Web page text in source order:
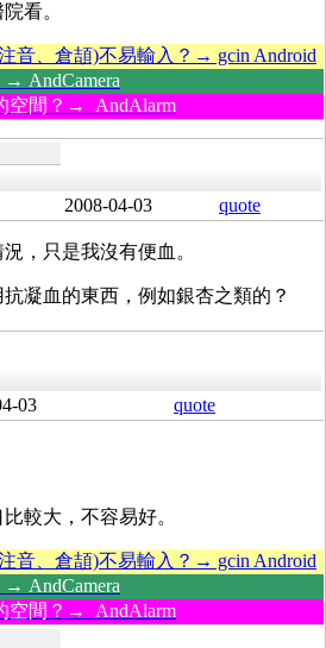
看。
音、倉頡)不易輸入？→ gcin Android
AndCamera
空間？→ AndAlarm
2008-04-03 quote
，只是我沒有便血。
凝血的東西，例如銀杏之類的？
03 quote
較大，不容易好。
音、倉頡)不易輸入？→ gcin Android
AndCamera
空間？→ AndAlarm